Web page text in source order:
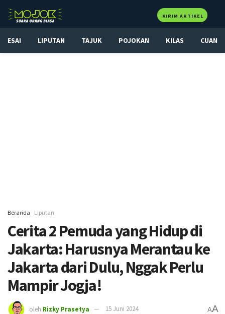
KIRIM ARTIKEL
ESAI LIPUTAN TAJUK POJOKAN KILAS CUAN
Beranda Liputan
Cerita 2 Pemuda yang Hidup di
Jakarta: Harusnya Merantau ke
Jakarta dari Dulu, Nggak Perlu
Mampir Jogja!
oleh Rizky Prasetya 15 Juni 2024 AA